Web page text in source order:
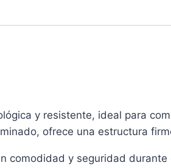
y resistente, ideal para
ofrece una estructura
comodidad y seguridad